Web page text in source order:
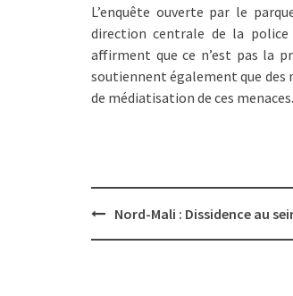
L’enquête ouverte par le
direction centrale de la police
affirment que ce n’est pas la
soutiennent également que des
de médiatisation de ces menaces.
PostNord-Mali : Dissidence au